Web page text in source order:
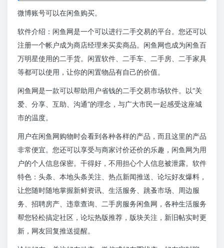
微博账号可以在闲鱼购买。
软件介绍：闲鱼网是一个可以进行二手交易的平台。您还可以
注册一个帐户成为商店经理来买卖商品。闲鱼网也成为闲鱼百
万明星使用的二手货。闲置软件、二手车、二手房、二手家具
等都可以使用，让你的闲置物品有自己的价值。
闲鱼网是一款可以帮助用户省钱的二手交易市场软件。以“关
爱、分享、互助、沟通”的理念，与广大市民一起感受这座城
市的温度。
用户在闲鱼网购物时会看到各种各样的产品，而且这里的产品
非常便宜。您还可以享受与商家讨价还价的乐趣，闲鱼网为用
户的个人信息保密。干得好，不用担心个人信息被泄露。软件
特色：头条、本地头条关注、热点新闻推送、论坛好友爆料，
让您随时随地掌握新鲜资讯、生活服务、跳蚤市场、周边服
务、招聘房产、违章查询、二手房服务闲鱼网，各种生活服务
帮您轻松搞定社区，论坛热版推荐，版块关注，新旧帖实时更
新，网友回复推送提醒。